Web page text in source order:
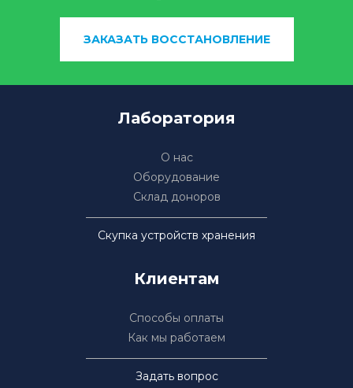
ЗАКАЗАТЬ ВОССТАНОВЛЕНИЕ
Лаборатория
О нас
Оборудование
Склад доноров
Скупка устройств хранения
Клиентам
Способы оплаты
Как мы работаем
Задать вопрос